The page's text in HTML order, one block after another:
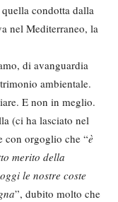
condotta dalla
nel Mediterraneo, la
di avanguardia
ambientale.
E non in meglio.
(ci ha lasciato nel
con orgoglio che “è
merito della
le nostre coste
”, dubito molto che